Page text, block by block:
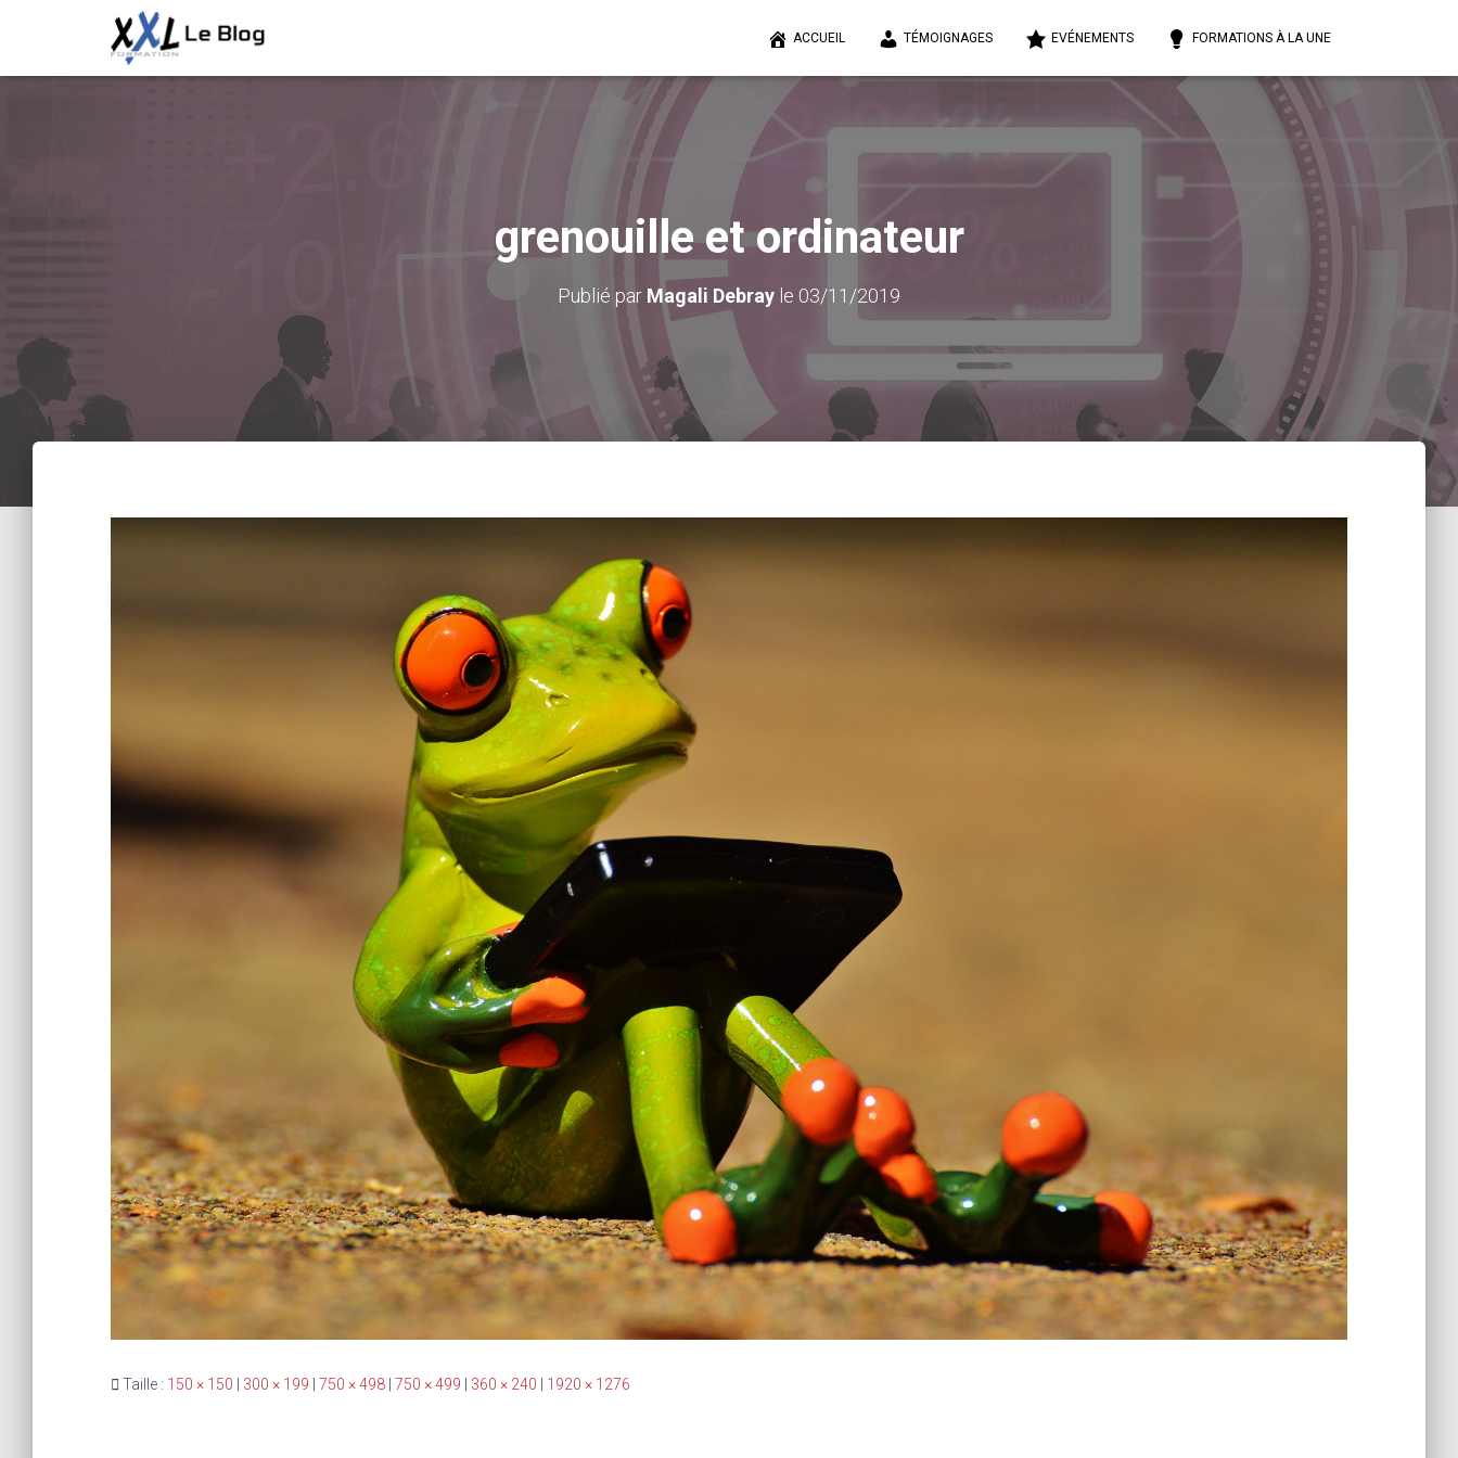
ACCUEIL TÉMOIGNAGES EVÉNEMENTS FORMATIONS À LA UNE
grenouille et ordinateur
Publié par Magali Debray le 03/11/2019
Taille : 150 × 150 300 × 199 750 × 498 750 × 499 360 × 240 1920 × 1276